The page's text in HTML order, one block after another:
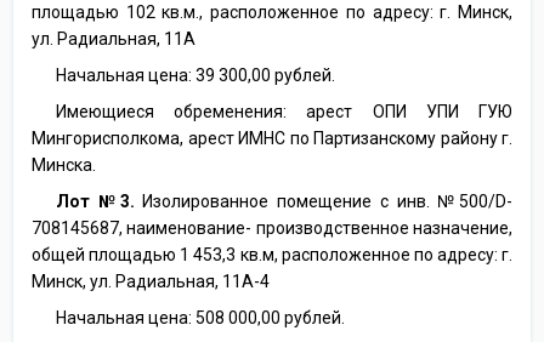
площадью 102 кв.м., расположенное по адресу: г. Минск,
ул. Радиальная, 11А
Начальная цена: 39 300,00 рублей.
Имеющиеся обременения: арест ОПИ УПИ ГУЮ
Мингорисполкома, арест ИМНС по Партизанскому району г.
Минска.
Лот №3.Изолированное помещение с инв. №500/D-
708145687, наименование- производственное назначение,
общей площадью 1 453,3 кв.м, расположенное по адресу: г.
Минск, ул. Радиальная, 11А-4
Начальная цена: 508 000,00 рублей.